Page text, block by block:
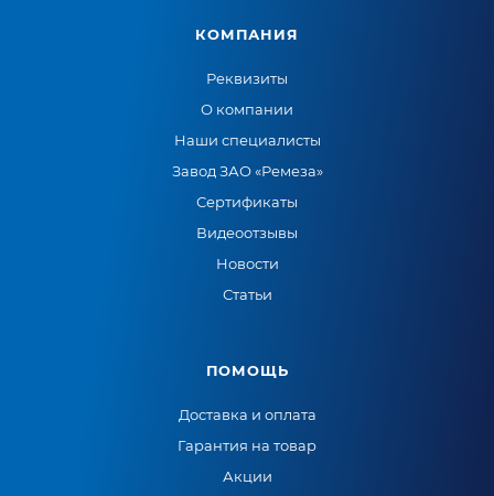
КОМПАНИЯ
Реквизиты
О компании
Наши специалисты
Завод ЗАО «Ремеза»
Сертификаты
Видеоотзывы
Новости
Статьи
ПОМОЩЬ
Доставка и оплата
Гарантия на товар
Акции